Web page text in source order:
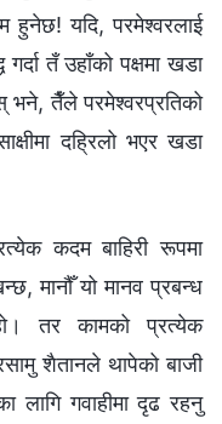
हुनेछ! यदि, परमेश्‍वरलाई
तँ उहाँको पक्षमा खडा
तैँले परमेश्‍वरप्रतिको
दह्रिलो भएर खडा
कदम बाहिरी रूपमा
मानौँ यो मानव प्रबन्ध
तर कामको प्रत्येक
शैतानले थापेको बाजी
लागि गवाहीमा दृढ रहनु